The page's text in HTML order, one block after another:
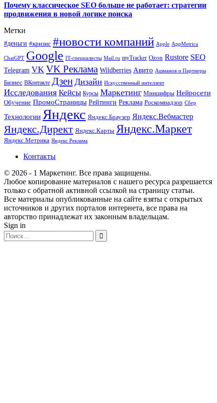
Почему классическое SEO больше не работает: стратегии
продвижения в новой логике поиска
Метки
#деньги #кризис #новости компаний Apple AppMetrica
ChatGPT Google IT-специалисты Mail.ru myTracker Ozon Rustore SEO
Telegram VK VK Реклама Wildberries Авито Ашманов и Партнеры
Бизнес ВКонтакте Дзен Дизайн Искусственный интеллект
Исследования Кейсы Курсы Маркетинг Минцифры Нейросети
Обучение ПромоСтраницы Рейтинги Реклама Роскомнадзор Сбер
Технологии Яндекс Яндекс.Браузер Яндекс.Вебмастер
Яндекс.Директ Яндекс.Карты Яндекс.Маркет
Яндекс.Метрика Яндекс Реклама
Контакты
© 2026 - 1 Маркетинг. Все права защищены.
Любое копирование материалов с нашего ресурса разрешается
только с обратной активной ссылкой на страницу статьи.
Все материалы опубликованные на сайте взяты с открытых
источников и других порталов интернета, все права на
авторство принадлежат их законным владельцам.
Sign in